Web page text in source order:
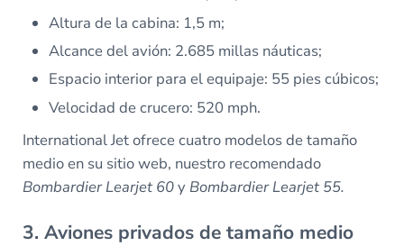
Altura de la cabina: 1,5 m;
Alcance del avión: 2.685 millas náuticas;
Espacio interior para el equipaje: 55 pies cúbicos;
Velocidad de crucero: 520 mph.
International Jet ofrece cuatro modelos de tamaño
medio en su sitio web, nuestro recomendado
Bombardier Learjet 60y Bombardier Learjet 55.
3. Aviones privados de tamaño medio